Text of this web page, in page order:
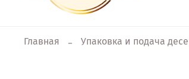
Главная Упаковка и подача